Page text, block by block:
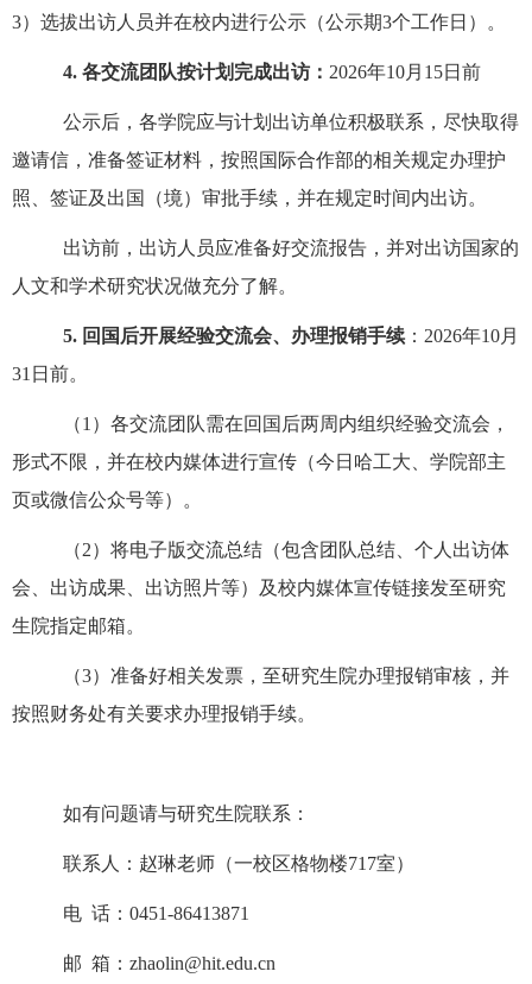
3）选拔出访人员并在校内进行公示（公示期3个工作日）。
4. 各交流团队按计划完成出访： 2026年10月 15日前
公示后，各学院应与计划出访单位积极联系，尽快取得
邀请信，准备签证材料，按照国际合作部的相关规定办理护
照、签证及出国（境）审批手续，并在规定时间内出访。
出访前，出访人员应准备好交流报告，并对出访国家的
人文和学术研究状况做充分了解。
5. 回国后开展经验交流会、办理报销手续： 2026年10月
31 日前。
（1 ）各交流团队需在回国后两周内组织经验交流会，
形式不限，并在校内媒体进行宣传（今日哈工大、学院部主
页或微信公众号等）。
（2）将电子版交流总结（包含团队总结、个人出访体
会、出访成果、出访照片等）及校内媒体宣传链接发至研究
生院指定邮箱。
（3）准备好相关发票，至研究生院办理报销审核，并
按照财务处有关要求办理报销手续。
如有问题请与研究生院联系：
联系人：赵琳老师（一校区格物楼717室）
电 话： 0451-86413871
邮 箱： zhaolin@hit.edu.cn